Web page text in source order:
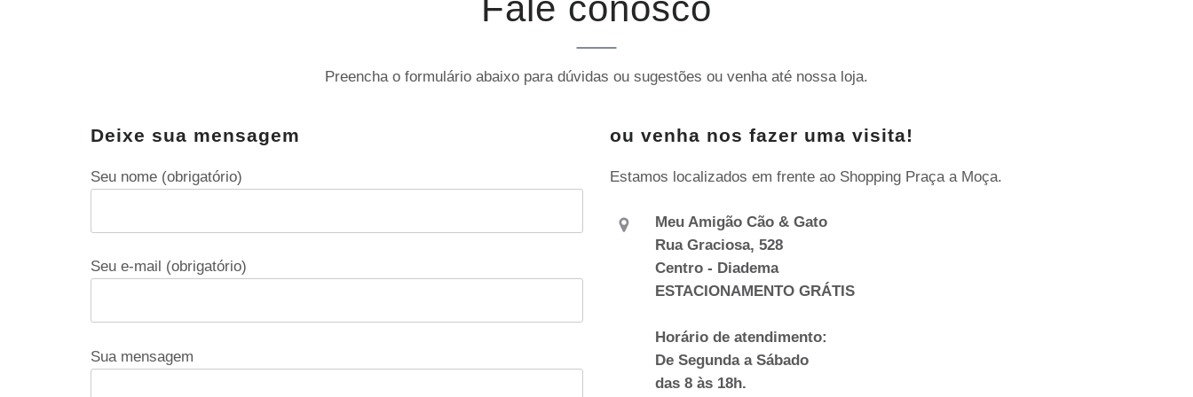
Fale conosco
Preencha o formulário abaixo para dúvidas ou sugestões ou venha até nossa loja.
Deixe sua mensagem
Seu nome (obrigatório)
Seu e-mail (obrigatório)
Sua mensagem
ou venha nos fazer uma visita!
Estamos localizados em frente ao Shopping Praça a Moça.
Meu Amigão Cão & Gato
Rua Graciosa, 528
Centro - Diadema
ESTACIONAMENTO GRÁTIS
Horário de atendimento:
De Segunda a Sábado
das 8 às 18h.